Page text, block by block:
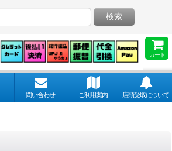
カート
検索
問い合わせ ご利用案内 店頭受取について